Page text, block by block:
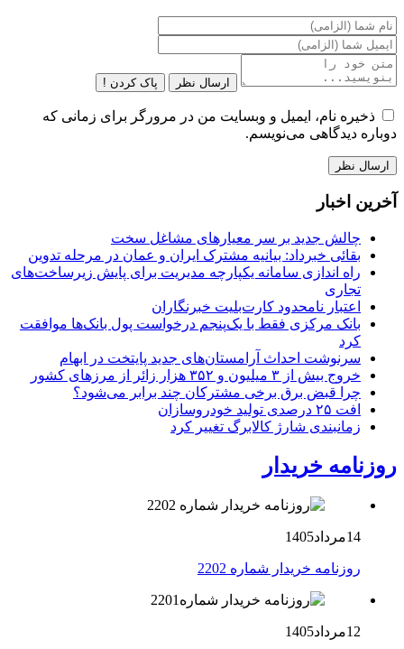
ارسال نظر پاک کردن !
ذخیره نام، ایمیل و وبسایت من در مرورگر برای زمانی که
دوباره دیدگاهی می‌نویسم.
آخرین اخبار
چالش جدید بر سر معیارهای مشاغل سخت
بقائی خبرداد: بیانیه مشترک ایران و عمان در مرحله تدوین
راه اندازی سامانه یکپارچه مدیریت برای پایش زیرساخت‌های
تجاری
اعتبار نامحدود کارت‌بلیت خبرنگاران
بانک مرکزی فقط با یک‌‎پنجم درخواست پول بانک‌ها موافقت
کرد
سرنوشت احداث آرامستان‌های جدید پایتخت در ابهام
خروج بیش از ۳ میلیون و ۳۵۲ هزار زائر از مرزهای کشور
چرا قبض برق برخی مشترکان چند برابر می‌شود؟
افت ۲۵ درصدی تولید خودروسازان
زمانبندی شارژ کالابرگ تغییر کرد
روزنامه خریدار
14مرداد1405
روزنامه خریدار شماره 2202
12مرداد1405